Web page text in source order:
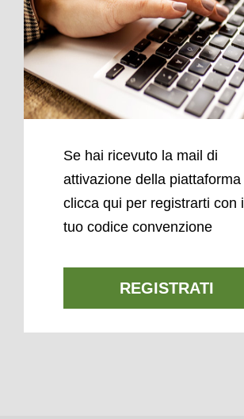
Se hai ricevuto la mail di
attivazione della piattaforma
clicca qui per registrarti con il
tuo codice convenzione
REGISTRATI